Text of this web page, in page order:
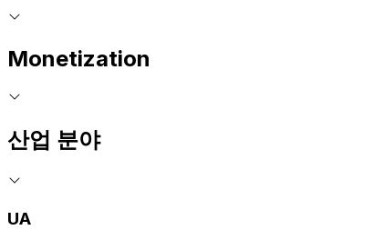
Monetization
산업 분야
UA